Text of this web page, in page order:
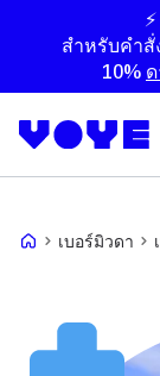
สำหรับคำสั่
10%
เบอร์มิวดา